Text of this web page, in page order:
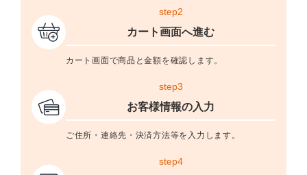
step2
カート画面へ進む
カート画面で商品と金額を確認します。
step3
お客様情報の入力
ご住所・連絡先・決済方法等を入力します。
step4